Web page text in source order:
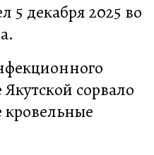
декабря 2025 во
сорвало